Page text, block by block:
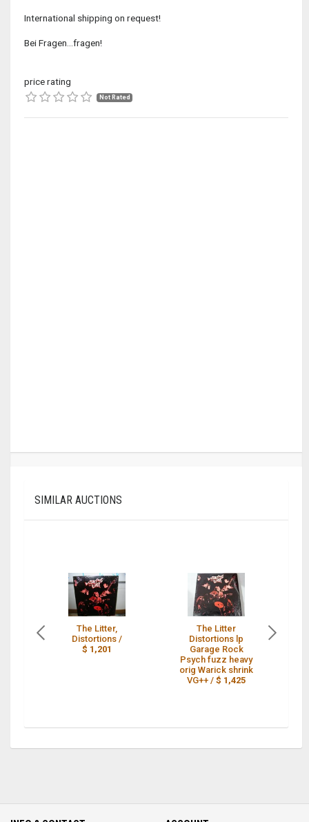
International shipping on request!
Bei Fragen...fragen!
price rating
Not Rated
SIMILAR AUCTIONS
The Litter,
Distortions /
$ 1,201
The Litter
Distortions lp
Garage Rock
Psych fuzz heavy
orig Warick shrink
VG++ /$ 1,425